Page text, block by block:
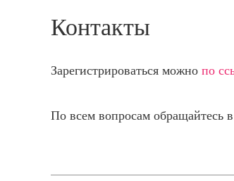
Контакты
Зарегистрироваться можно по
По всем вопросам обращайтесь